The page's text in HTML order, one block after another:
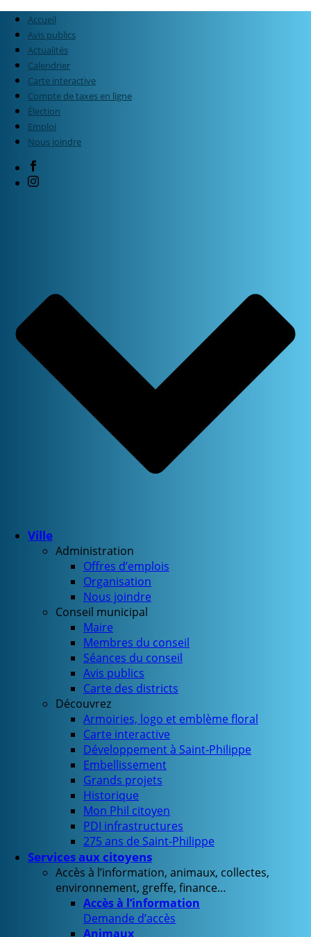
Accueil
Avis publics
Actualités
Calendrier
Carte interactive
Compte de taxes en ligne
Élection
Emploi
Nous joindre
Ville
Administration
Offres d’emplois
Organisation
Nous joindre
Conseil municipal
Maire
Membres du conseil
Séances du conseil
Avis publics
Carte des districts
Découvrez
Armoiries, logo et emblème floral
Carte interactive
Développement à Saint-Philippe
Embellissement
Grands projets
Historique
Mon Phil citoyen
PDI infrastructures
275 ans de Saint-Philippe
Services aux citoyens
Accès à l’information, animaux, collectes,
environnement, greffe, finance…
Accès à l’information
Demande d’accès
Animaux